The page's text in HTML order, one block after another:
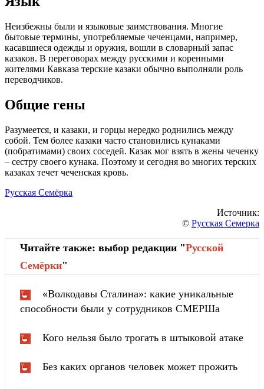
Неизбежны были и языковые заимствования. Многие
бытовые термины, употребляемые чеченцами, например,
касавшиеся одежды и оружия, вошли в словарный запас
казаков. В переговорах между русскими и коренными
жителями Кавказа терские казаки обычно выполняли роль
переводчиков.
Общие гены
Разумеется, и казаки, и горцы нередко роднились между
собой. Тем более казаки часто становились кунаками
(побратимами) своих соседей. Казак мог взять в жены чеченку
– сестру своего кунака. Поэтому и сегодня во многих терских
казаках течет чеченская кровь.
Русская Семёрка
Источник:
© Русская Семерка
Читайте также: выбор редакции "Русской
Cемёрки"
«Волкодавы Сталина»: какие уникальные
способности были у сотрудников СМЕРШа
Кого нельзя было трогать в штыковой атаке
Без каких органов человек может прожить